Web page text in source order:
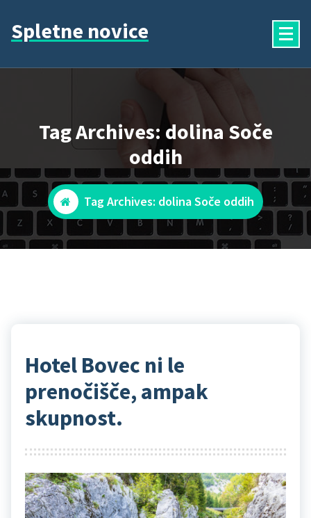
content
Spletne novice
Tag Archives: dolina Soče
oddih
Tag Archives: dolina Soče oddih
Hotel Bovec ni le
prenočišče, ampak
skupnost.